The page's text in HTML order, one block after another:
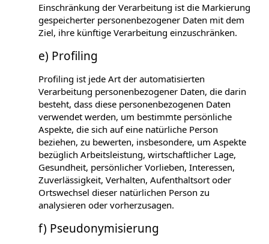
Einschränkung der Verarbeitung ist die Markierung
gespeicherter personenbezogener Daten mit dem
Ziel, ihre künftige Verarbeitung einzuschränken.
e) Profiling
Profiling ist jede Art der automatisierten
Verarbeitung personenbezogener Daten, die darin
besteht, dass diese personenbezogenen Daten
verwendet werden, um bestimmte persönliche
Aspekte, die sich auf eine natürliche Person
beziehen, zu bewerten, insbesondere, um Aspekte
bezüglich Arbeitsleistung, wirtschaftlicher Lage,
Gesundheit, persönlicher Vorlieben, Interessen,
Zuverlässigkeit, Verhalten, Aufenthaltsort oder
Ortswechsel dieser natürlichen Person zu
analysieren oder vorherzusagen.
f) Pseudonymisierung